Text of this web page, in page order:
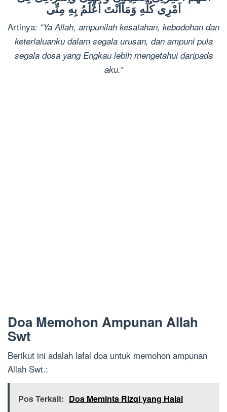
اَمْرِى كُلِّهِ وَمَآاَنْتَ اَعْلَمُ بِهِ مِنِّى
Artinya: “Ya Allah, ampunilah kesalahan, kebodohan dan
keterlaluanku dalam segala urusan, dan ampuni pula
segala dosa yang Engkau lebih mengetahui daripada
aku.”
Doa Memohon Ampunan Allah
Swt
Berikut ini adalah lafal doa untuk memohon ampunan
Allah Swt.:
Pos Terkait: Doa Meminta Rizqi yang Halal